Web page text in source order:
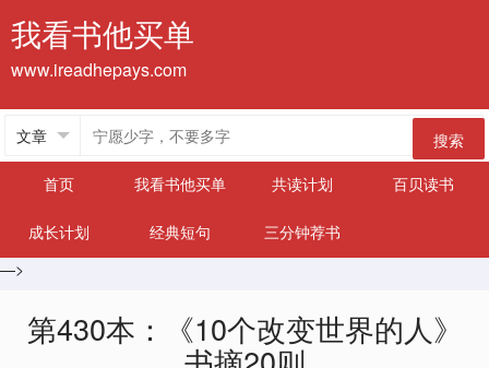
我看书他买单
www.ireadhepays.com
搜索
首页
我看书他买单 共读计划 百贝读书
成长计划 经典短句
三分钟荐书
—>
第430本：《10个改变世界的人》